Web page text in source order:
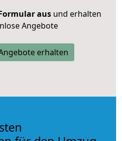
ausund erhalten
Angebote
erhalten